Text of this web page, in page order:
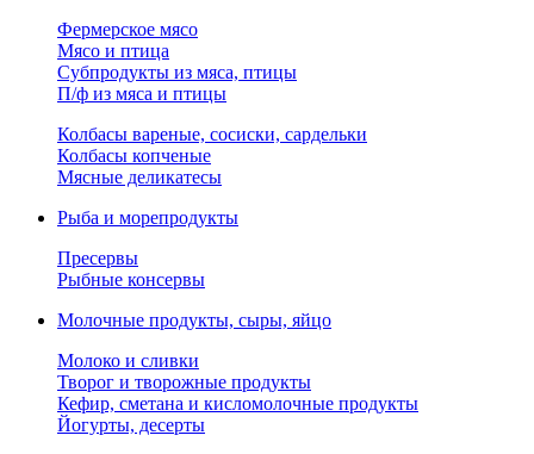
Фермерское мясо
Мясо и птица
Субпродукты из мяса, птицы
П/ф из мяса и птицы
Колбасы вареные, сосиски, сардельки
Колбасы копченые
Мясные деликатесы
Рыба и морепродукты
Пресервы
Рыбные консервы
Молочные продукты, сыры, яйцо
Молоко и сливки
Творог и творожные продукты
Кефир, сметана и кисломолочные продукты
Йогурты, десерты